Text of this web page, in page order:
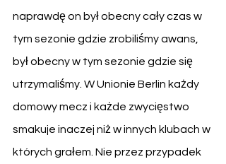
naprawdę on był obecny cały czas w
tym sezonie gdzie zrobiliśmy awans,
był obecny w tym sezonie gdzie się
utrzymaliśmy. W Unionie Berlin każdy
domowy mecz i każde zwycięstwo
smakuje inaczej niż w innych klubach w
których grałem. Nie przez przypadek